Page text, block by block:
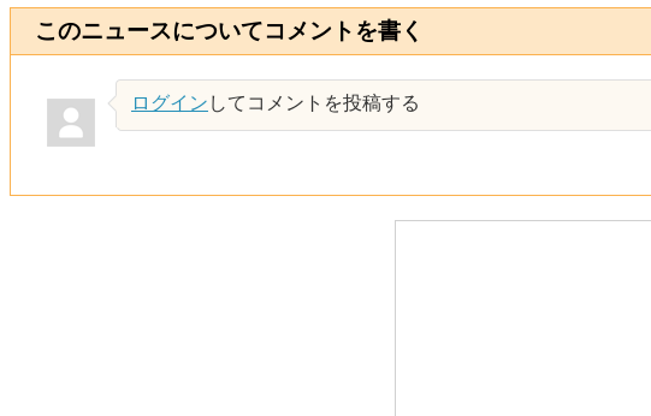
このニュースについてコメントを書く
ログイン してコメントを投稿する